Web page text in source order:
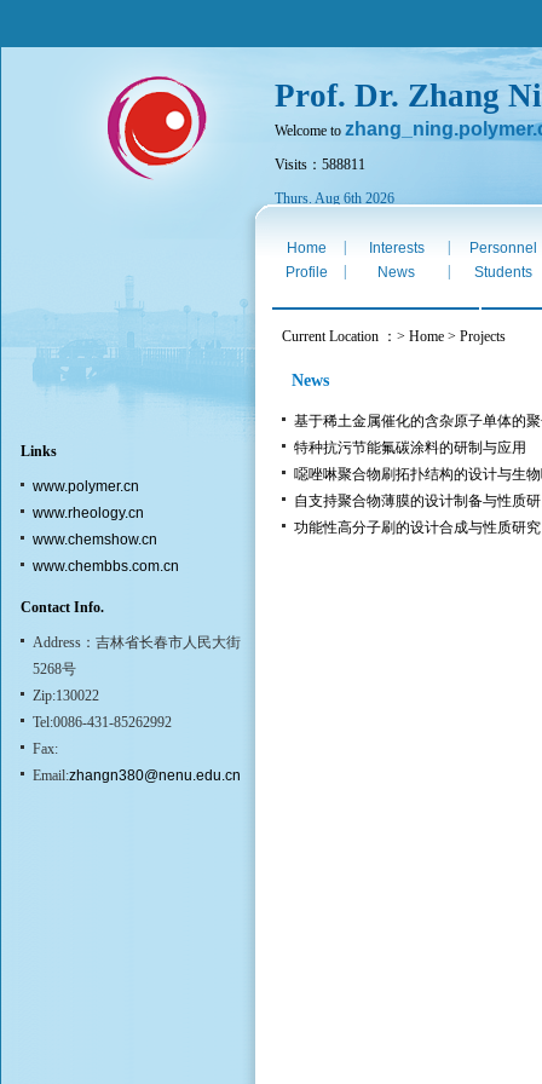
Prof. Dr. Zhang
Welcome to
Visits：588811
Thurs. Aug 6th 2026
Links
www.polymer.cn
www.rheology.cn
www.chemshow.cn
www.chembbs.com.cn
Contact Info.
Address：吉林省长春市人民大街
5268号
Zip:130022
Tel:0086-431-85262992
Fax:
Email:zhangn380@nenu.edu.cn
Home Interests
Personnel
Profile
News Students
Current Location ：> Home > Projects
News
基于稀土金属催化的含杂原子单体的
特种抗污节能氟碳涂料的研制与应用
噁唑啉聚合物刷拓扑结构的设计与生
自支持聚合物薄膜的设计制备与性质
功能性高分子刷的设计合成与性质研究